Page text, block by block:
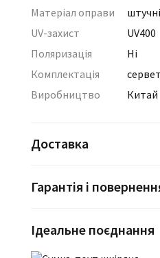
Матеріал оправи
UV-захист
UV400
Поляризація
Ні
Комплектація
Виробництво
Китай
Доставка
Гарантія і
Ідеальне поєднання